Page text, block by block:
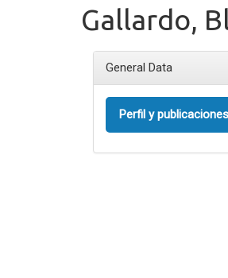
Gallardo,
General Data
Perfil y publicaciones